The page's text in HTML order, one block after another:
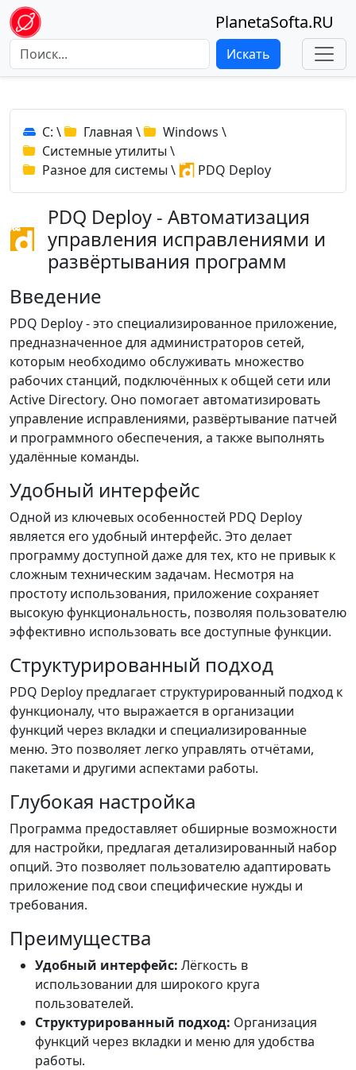
PlanetaSofta.RU
Искать
C: \ Главная \ Windows \
Системные утилиты \
Разное для системы \ PDQ Deploy
PDQ Deploy - Автоматизация
управления исправлениями и
развёртывания программ
Введение
PDQ Deploy - это специализированное приложение,
предназначенное для администраторов сетей,
которым необходимо обслуживать множество
рабочих станций, подключённых к общей сети или
Active Directory. Оно помогает автоматизировать
управление исправлениями, развёртывание патчей
и программного обеспечения, а также выполнять
удалённые команды.
Удобный интерфейс
Одной из ключевых особенностей PDQ Deploy
является его удобный интерфейс. Это делает
программу доступной даже для тех, кто не привык к
сложным техническим задачам. Несмотря на
простоту использования, приложение сохраняет
высокую функциональность, позволяя пользователю
эффективно использовать все доступные функции.
Структурированный подход
PDQ Deploy предлагает структурированный подход к
функционалу, что выражается в организации
функций через вкладки и специализированные
меню. Это позволяет легко управлять отчётами,
пакетами и другими аспектами работы.
Глубокая настройка
Программа предоставляет обширные возможности
для настройки, предлагая детализированный набор
опций. Это позволяет пользователю адаптировать
приложение под свои специфические нужды и
требования.
Преимущества
Удобный интерфейс: Лёгкость в
использовании для широкого круга
пользователей.
Структурированный подход: Организация
функций через вкладки и меню для удобства
работы.